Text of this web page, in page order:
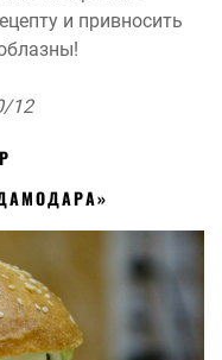
и привносить
12